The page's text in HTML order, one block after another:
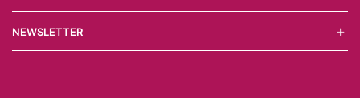
NEWSLETTER